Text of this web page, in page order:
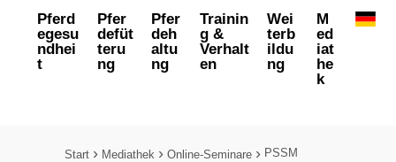
Pferd
egesu
ndhei
t
Pfer
defüt
teru
ng
Pfer
deh
altu
ng
Trainin
g &
Verhalt
en
Wei
terb
ildu
ng
M
ed
iat
he
k
Start Mediathek Online-Seminare PSSM